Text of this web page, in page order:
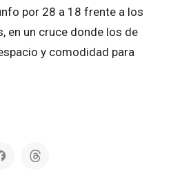
por 28 a 18 frente a los
en un cruce donde los de
y comodidad para